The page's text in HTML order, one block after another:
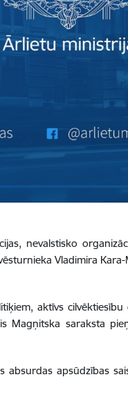
nevalstisko
Vladimira
aktīvs
saraksta
apsūdzības